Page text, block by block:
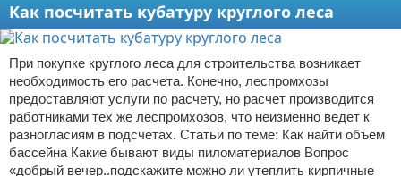
Как посчитать кубатуру круглого леса
При покупке круглого леса для строительства возникает
необходимость его расчета. Конечно, леспромхозы
предоставляют услуги по расчету, но расчет производится
работниками тех же леспромхозов, что неизменно ведет к
разногласиям в подсчетах. Статьи по теме: Как найти объем
бассейна Какие бывают виды пиломатериалов Вопрос
«добрый вечер..подскажите можно ли утеплить кирпичные